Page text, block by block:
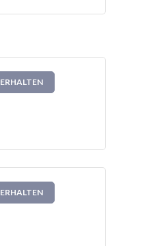
ERHALTEN
ERHALTEN